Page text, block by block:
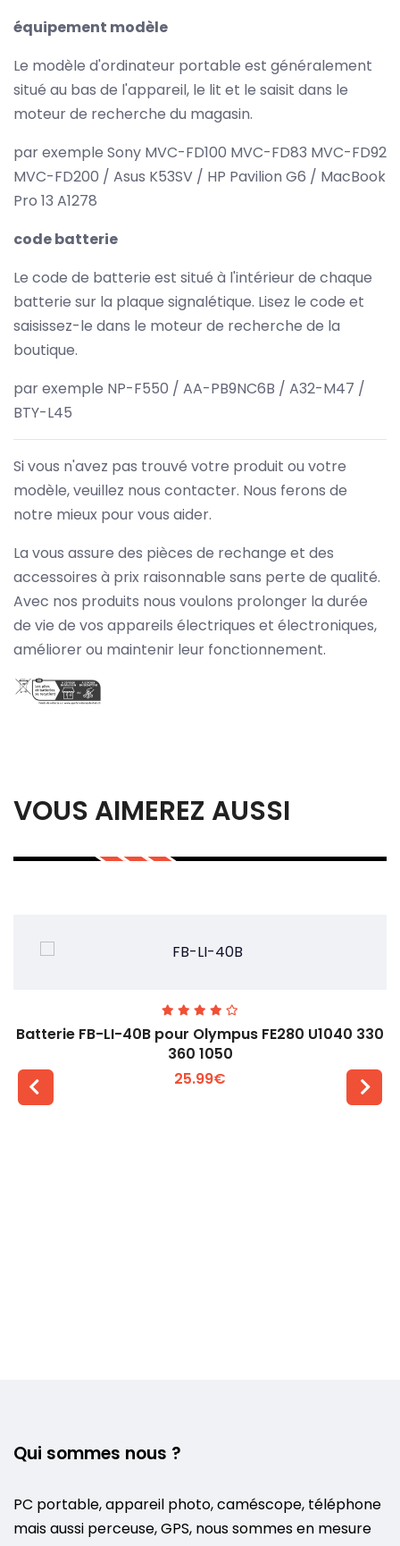
équipement modèle
Le modèle d'ordinateur portable est généralement
situé au bas de l'appareil, le lit et le saisit dans le
moteur de recherche du magasin.
par exemple Sony MVC-FD100 MVC-FD83 MVC-FD92
MVC-FD200 / Asus K53SV / HP Pavilion G6 / MacBook
Pro 13 A1278
code batterie
Le code de batterie est situé à l'intérieur de chaque
batterie sur la plaque signalétique. Lisez le code et
saisissez-le dans le moteur de recherche de la
boutique.
par exemple NP-F550 / AA-PB9NC6B / A32-M47 /
BTY-L45
Si vous n'avez pas trouvé votre produit ou votre
modèle, veuillez nous contacter. Nous ferons de
notre mieux pour vous aider.
La vous assure des pièces de rechange et des
accessoires à prix raisonnable sans perte de qualité.
Avec nos produits nous voulons prolonger la durée
de vie de vos appareils électriques et électroniques,
améliorer ou maintenir leur fonctionnement.
VOUS AIMEREZ AUSSI
Batterie FB-LI-40B pour Olympus FE280 U1040 330
360 1050
25.99€
Qui sommes nous ?
PC portable, appareil photo, caméscope, téléphone
mais aussi perceuse, GPS, nous sommes en mesure